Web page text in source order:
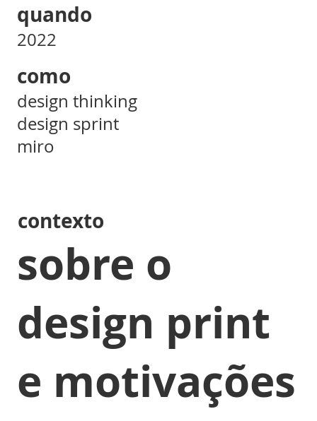
como
design thinking
design sprint
miro
quando
2022
contexto
sobre o
design print
e motivações